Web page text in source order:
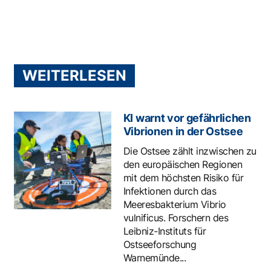
WEITERLESEN
KI warnt vor gefährlichen
Vibrionen in der Ostsee
Die Ostsee zählt inzwischen zu
den europäischen Regionen
mit dem höchsten Risiko für
Infektionen durch das
Meeresbakterium Vibrio
vulnificus. Forschern des
Leibniz-Instituts für
Ostseeforschung
Warnemünde...